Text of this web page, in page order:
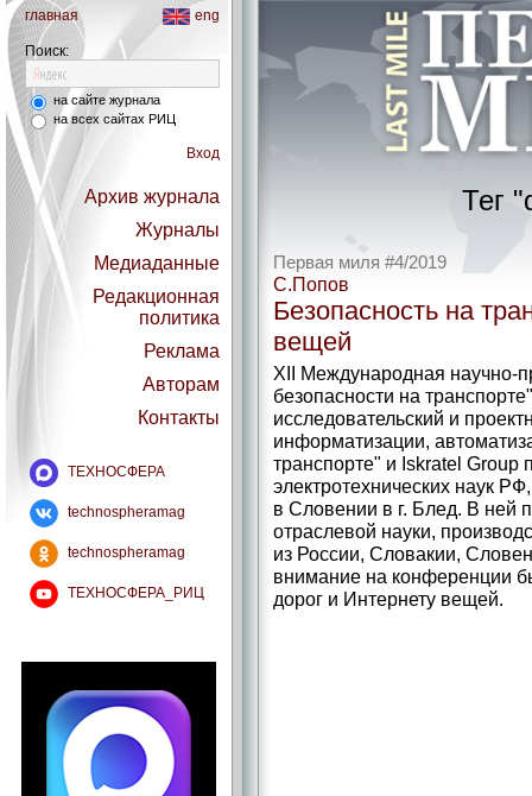
главная eng
Поиск:
на сайте журнала
на всех сайтах РИЦ
Вход
Архив журнала
Журналы
Медиаданные
Редакционная
политика
Реклама
Авторам
Контакты
ТЕХНОСФЕРА
technospheramag
technospheramag
ТЕХНОСФЕРА_РИЦ
Тег
Первая миля #4/2019
С.Попов
Безопасность на
вещей
XII Международная научно-
безопасности на
исследовательский и
информатизации,
транспорте" и Iskratel Group
электротехнических наук
в Словении в г. Блед. В ней
отраслевой науки,
из России, Словакии,
внимание на конференции
дорог и Интернету вещей.